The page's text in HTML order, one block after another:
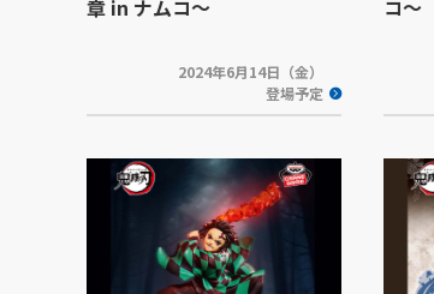
章 in ナムコ～
2024年6月14日（金）
登場予定
コ～